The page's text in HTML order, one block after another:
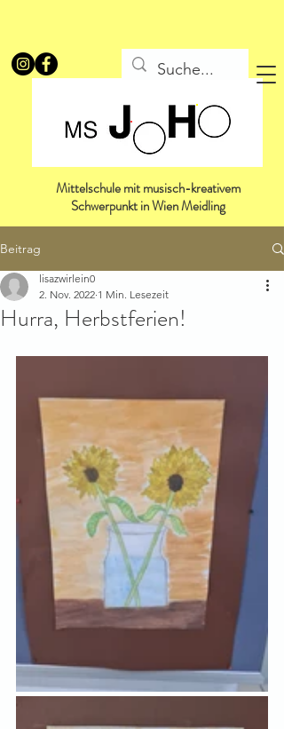
Mittelschule mit musisch-kreativem
Schwerpunkt in Wien Meidling
Beitrag
Hurra, Herbstferien!
lisazwirlein0
2. Nov. 2022 1 Min. Lesezeit